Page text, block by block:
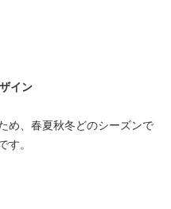
イン
め、春夏秋冬どのシーズンで
す。